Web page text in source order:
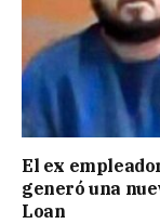
El ex
generó una
Loan